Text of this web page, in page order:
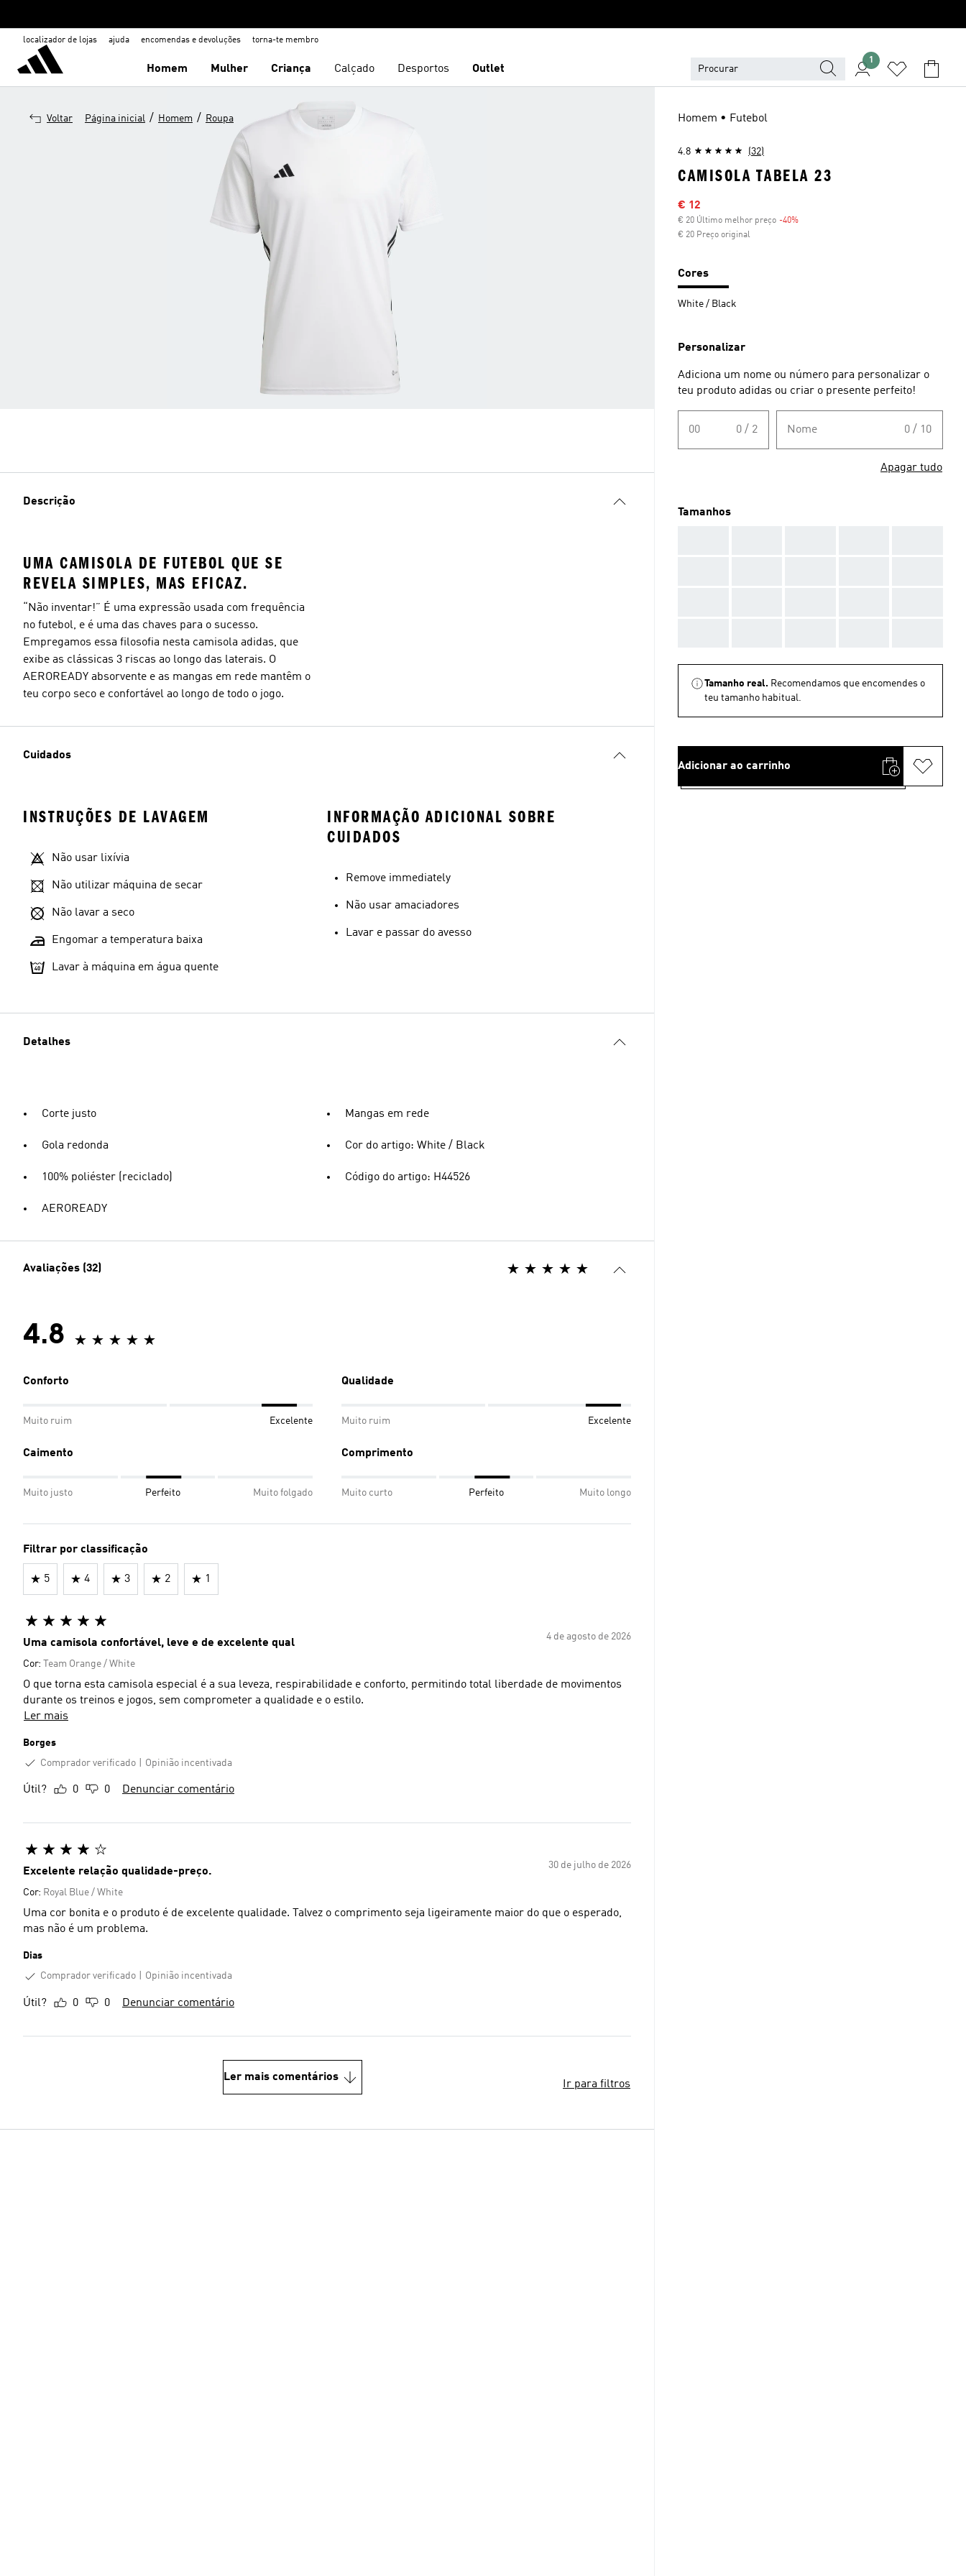
localizador de lojas ajuda encomendas e devoluções torna-te membro
Homem Mulher Criança Calçado Desportos Outlet
1
Voltar Página inicial / Homem / Roupa
Descrição
UMA CAMISOLA DE FUTEBOL QUE SE
REVELA SIMPLES, MAS EFICAZ.
“Não inventar!” É uma expressão usada com frequência
no futebol, e é uma das chaves para o sucesso.
Empregamos essa filosofia nesta camisola adidas, que
exibe as clássicas 3 riscas ao longo das laterais. O
AEROREADY absorvente e as mangas em rede mantêm o
teu corpo seco e confortável ao longo de todo o jogo.
Cuidados
INSTRUÇÕES DE LAVAGEM
Não usar lixívia
Não utilizar máquina de secar
Não lavar a seco
Engomar a temperatura baixa
Lavar à máquina em água quente
INFORMAÇÃO ADICIONAL SOBRE
CUIDADOS
Remove immediately
Não usar amaciadores
Lavar e passar do avesso
Detalhes
Corte justo
Gola redonda
100% poliéster (reciclado)
AEROREADY
Mangas em rede
Cor do artigo: White / Black
Código do artigo: H44526
Avaliações (32)
4.8
Conforto
Muito ruim Excelente
Qualidade
Muito ruim Excelente
Caimento
Muito justo Perfeito Muito folgado
Comprimento
Muito curto Perfeito Muito longo
Filtrar por classificação
5 4 3 2 1
4 de agosto de 2026
Uma camisola confortável, leve e de excelente qual
Cor: Team Orange / White
O que torna esta camisola especial é a sua leveza, respirabilidade e conforto, permitindo total liberdade de movimentos
durante os treinos e jogos, sem comprometer a qualidade e o estilo.
Ler mais
Borges
Comprador verificado
Opinião incentivada
Útil? 0 0 Denunciar comentário
30 de julho de 2026
Excelente relação qualidade-preço.
Cor: Royal Blue / White
Uma cor bonita e o produto é de excelente qualidade. Talvez o comprimento seja ligeiramente maior do que o esperado,
mas não é um problema.
Dias
Comprador verificado
Opinião incentivada
Útil? 0 0 Denunciar comentário
Ler mais comentários
Ir para filtros
Homem • Futebol
4.8 (32)
CAMISOLA TABELA 23
Preço com desconto
€ 12
€ 20 Último melhor preço -40%
€ 20 Preço original
Cores
White / Black
Personalizar
Adiciona um nome ou número para personalizar o
teu produto adidas ou criar o presente perfeito!
00 0 / 2 Nome 0 / 10
Apagar tudo
Tamanhos
Tamanho real. Recomendamos que encomendes o
teu tamanho habitual.
Adicionar ao carrinho